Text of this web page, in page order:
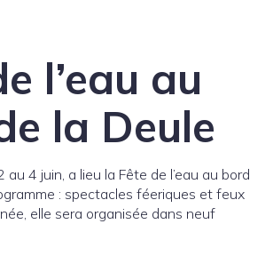
l’eau au
la Deule
4 juin, a lieu la Fête de l’eau au bord
: spectacles féeriques et feux
elle sera organisée dans neuf